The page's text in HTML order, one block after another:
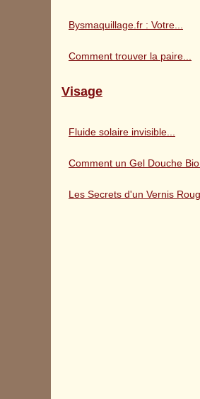
Bysmaquillage.fr : Votre...
Comment trouver la paire...
Visage
Fluide solaire invisible...
Comment un Gel Douche
Les Secrets d'un Vernis